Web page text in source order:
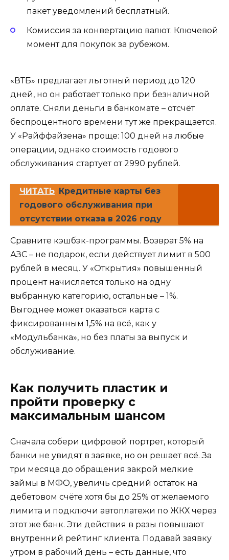
пакет уведомлений бесплатный.
Комиссия за конвертацию валют. Ключевой
момент для покупок за рубежом.
«ВТБ» предлагает льготный период до 120
дней, но он работает только при безналичной
оплате. Сняли деньги в банкомате – отсчёт
беспроцентного времени тут же прекращается.
У «Райффайзена» проще: 100 дней на любые
операции, однако стоимость годового
обслуживания стартует от 2990 рублей.
ЧИТАТЬ Кредитные карты без
годового обслуживания при
отсутствии отказа в 2026 году
Сравните кэшбэк-программы. Возврат 5% на
АЗС – не подарок, если действует лимит в 500
рублей в месяц. У «Открытия» повышенный
процент начисляется только на одну
выбранную категорию, остальные – 1%.
Выгоднее может оказаться карта с
фиксированным 1,5% на всё, как у
«Модульбанка», но без платы за выпуск и
обслуживание.
Как получить пластик и
пройти проверку с
максимальным шансом
Сначала собери цифровой портрет, который
банки не увидят в заявке, но он решает всё. За
три месяца до обращения закрой мелкие
займы в МФО, увеличь средний остаток на
дебетовом счёте хотя бы до 25% от желаемого
лимита и подключи автоплатежи по ЖКХ через
этот же банк. Эти действия в разы повышают
внутренний рейтинг клиента. Подавай заявку
утром в рабочий день – есть данные, что